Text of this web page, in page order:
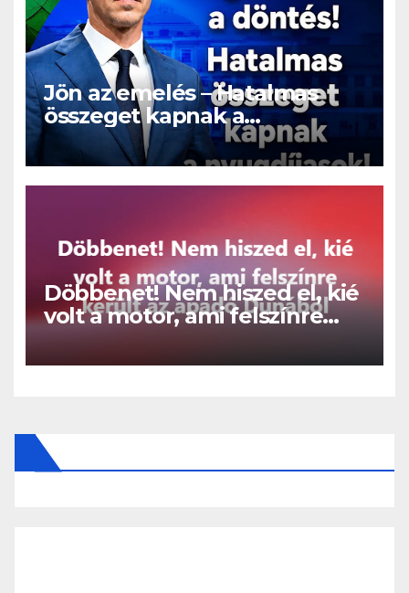
Jön az emelés – Hatalmas
összeget kapnak a
nyugdíjasok!
Döbbenet! Nem hiszed el, kié
volt a motor, ami felszínre
került az apadó Dunából